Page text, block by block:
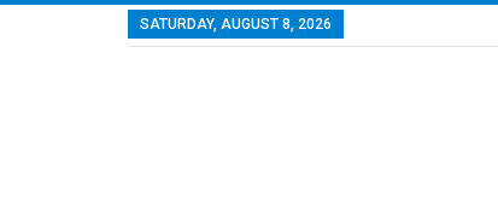
SATURDAY, AUGUST 8, 2026